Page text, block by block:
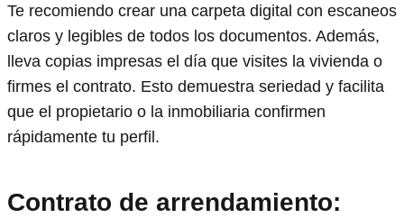
Te recomiendo crear una carpeta digital con escaneos
claros y legibles de todos los documentos. Además,
lleva copias impresas el día que visites la vivienda o
firmes el contrato. Esto demuestra seriedad y facilita
que el propietario o la inmobiliaria confirmen
rápidamente tu perfil.
Contrato de arrendamiento: